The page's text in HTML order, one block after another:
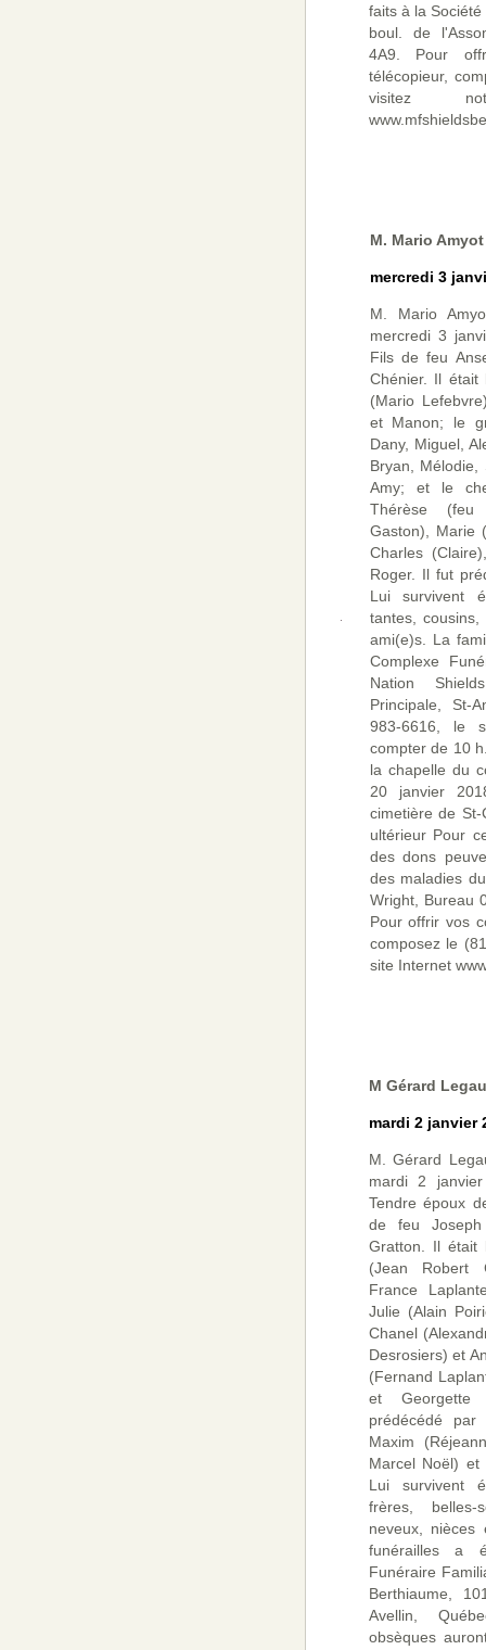
faits à la
boul. de
4A9. Pour
télécopieur,
visitez
M. Mario Amyot
mercredi 3
M. Mario
mercredi 3
Fils de feu
Chénier. Il était
(Mario
et Manon; le
Dany, Miguel,
Bryan,
Amy; et le
Thérèse (feu
Gaston), Marie
Charles
Roger. Il fut
Lui survivent
tantes,
ami(e)s. La
Complexe
Nation
Principale, St-
983-6616, le
compter de 10
la chapelle du
20 janvier
cimetière de
ultérieur Pour
des dons
des maladies
Wright, Bureau
Pour offrir vos
composez le
site Internet
M Gérard
mardi 2 janvier
M. Gérard
mardi 2
Tendre époux
de feu
Gratton. Il était
(Jean Robert
France
Julie (Alain
Chanel
Desrosiers) et
(Fernand
et
prédécédé
Maxim
Marcel Noël) et
Lui survivent
frères, belles-
neveux,
funérailles a
Funéraire
Berthiaume,
Avellin,
obsèques